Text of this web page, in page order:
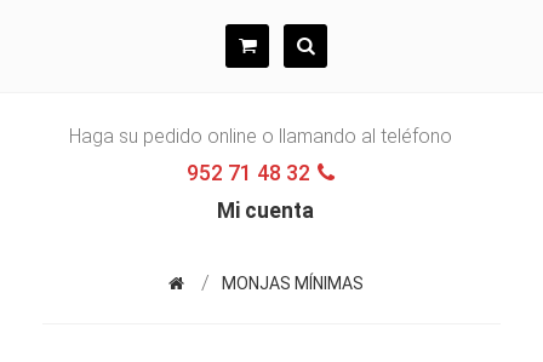
Haga su pedido online o llamando al teléfono
952 71 48 32
Mi cuenta
MONJAS MÍNIMAS